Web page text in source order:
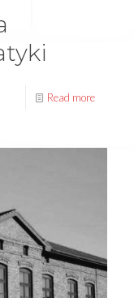
Read more